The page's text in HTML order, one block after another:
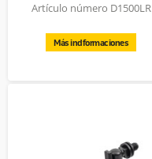
Artículo número D1500LR
Más indformaciones